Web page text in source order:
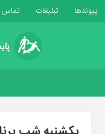
پیوندها تبلیغات تماس